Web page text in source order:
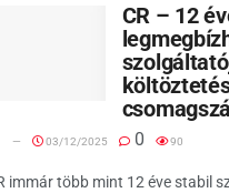
CR – 12
03/12/2025 0 90
immár több mint 12 éve stabil